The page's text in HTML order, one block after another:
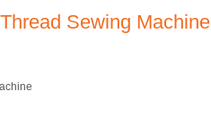
Sewing Machine